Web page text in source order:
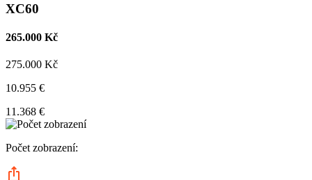
XC60
265.000 Kč
275.000 Kč
10.955 €
11.368 €
Počet zobrazení: